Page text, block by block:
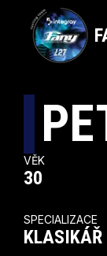
VĚK
30
SPECIALIZACE
KLASIKÁŘ